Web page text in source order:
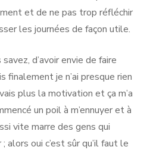
et de ne pas trop réfléchir
les journées de façon utile.
d’avoir envie de faire
finalement je n’ai presque rien
plus la motivation et ça m’a
un poil à m’ennuyer et à
vite marre des gens qui
alors oui c’est sûr qu’il faut le